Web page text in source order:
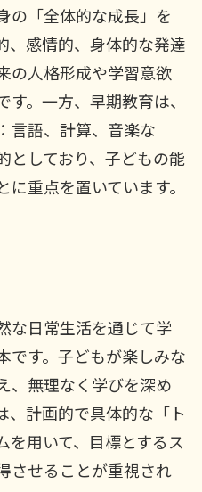
の「全体的な成長」を
、感情的、身体的な発達
の人格形成や学習意欲
。一方、早期教育は、
言語、計算、音楽な
としており、子どもの能
重点を置いています。
な日常生活を通じて学
です。子どもが楽しみな
、無理なく学びを深め
、計画的で具体的な「ト
を用いて、目標とするス
させることが重視され